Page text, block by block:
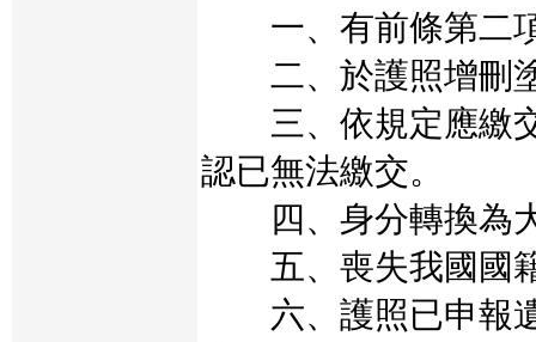
一、有前條第二
二、於護照增刪
三、依規定應繳交
認已無法繳交。
四、身分轉換為
五、喪失我國國
六、護照已申報